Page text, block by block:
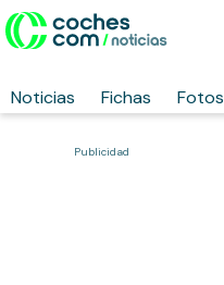
Noticias Fichas Fotos
Publicidad